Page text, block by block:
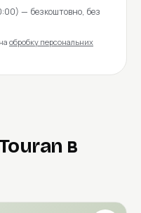
— безкоштовно, без
обробку персональних
в